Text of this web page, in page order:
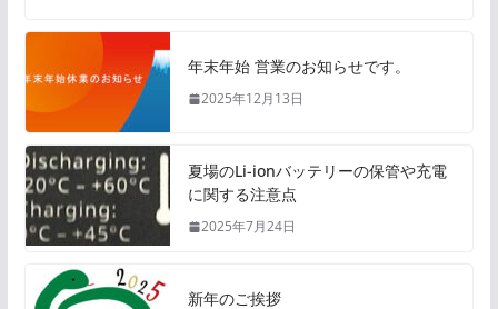
年末年始 営業のお知らせです。
2025年12月13日
夏場のLi-ionバッテリーの保管や充電
に関する注意点
2025年7月24日
新年のご挨拶